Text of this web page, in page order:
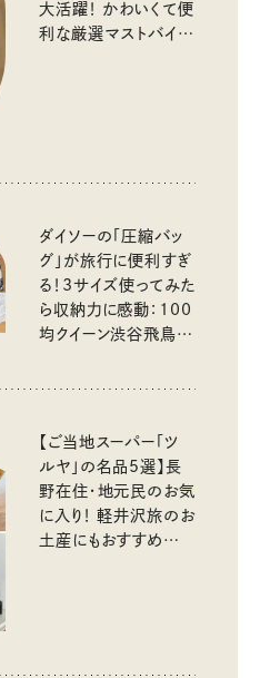
大活躍！ かわいくて便
利な厳選マストバイア
ダイソーの「圧縮バッ
グ」が旅行に便利すぎ
る！3サイズ使ってみた
ら収納力に感動：100
均クイーン渋谷飛鳥の
【ご当地スーパー「ツ
ルヤ」の名品5選】長
野在住・地元民のお気
に入り！ 軽井沢旅のお
土産にもおすすめのお